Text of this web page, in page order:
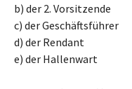
b) der 2. Vorsitzende
c) der Geschäftsführer
d) der Rendant
e) der Hallenwart